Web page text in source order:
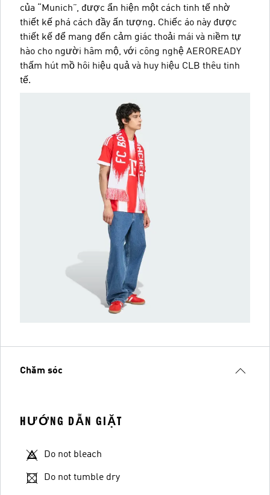
của “Munich”, được ẩn hiện một cách tinh tế nhờ
thiết kế phá cách đầy ấn tượng. Chiếc áo này được
thiết kế để mang đến cảm giác thoải mái và niềm tự
hào cho người hâm mộ, với công nghệ AEROREADY
thấm hút mồ hôi hiệu quả và huy hiệu CLB thêu tinh
tế.
Chăm sóc
HƯỚNG DẪN GIẶT
Do not bleach
Do not tumble dry